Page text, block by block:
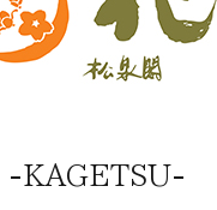
KAGETSU